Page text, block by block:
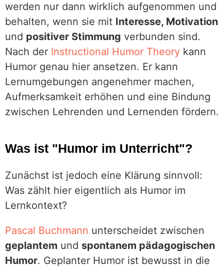
werden nur dann wirklich aufgenommen und
behalten, wenn sie mit Interesse, Motivation
und positiver Stimmung verbunden sind.
Nach der Instructional Humor Theory kann
Humor genau hier ansetzen. Er kann
Lernumgebungen angenehmer machen,
Aufmerksamkeit erhöhen und eine Bindung
zwischen Lehrenden und Lernenden fördern.
Was ist "Humor im Unterricht"?
Zunächst ist jedoch eine Klärung sinnvoll:
Was zählt hier eigentlich als Humor im
Lernkontext?
Pascal Buchmann unterscheidet zwischen
geplantem und spontanem pädagogischen
Humor. Geplanter Humor ist bewusst in die